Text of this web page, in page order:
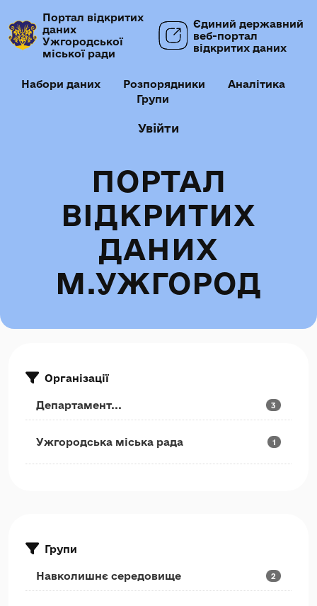
Портал відкритих
даних
Ужгородської
міської ради
Єдиний державний
веб-портал
відкритих даних
Набори даних Розпорядники
Аналітика
Групи
Увійти
ПОРТАЛ
ВІДКРИТИХ
ДАНИХ
М.УЖГОРОД
Організації
Департамент... 3
Ужгородська міська рада 1
Групи
Навколишнє середовище 2